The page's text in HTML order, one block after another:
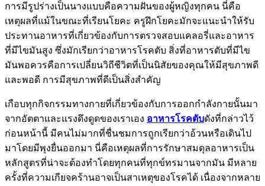
การมีรูปร่างเป็นนางแบบคือความฝันของผู้หญิงทุกคน นี่คือ
เหตุผลที่แม้ในขณะที่เรียนโยคะ ครูฝึกโยคะมักจะแนะนำให้รับ
ประทานอาหารที่เกี่ยวข้องกับการตรวจสอบแคลอรี่และอาหาร
ที่มีไขมันสูง ซึ่งมักเรียกว่าอาหารโรคตับ สิ่งที่อาหารตับที่มีไข
มันพอควรคือการเปลี่ยนวิถีชีวิตที่เป็นนิสัยของคุณให้มีสุขภาพดี
และพอดี การมีสุขภาพที่ดีเป็นสิ่งสำคัญ
เกือบทุกกิจกรรมทางกายที่เกี่ยวข้องกับการออกกำลังกายนั้นมา
จากอัตตาและแรงดึงดูดของเราเอง อาหารโรคตับดังที่กล่าวไว้
ก่อนหน้านี้ มีคนไม่มากที่ชื่นชมการถูกเรียกว่าอ้วนหรือเดินไป
มาโดยมีพุงยื่นออกมา นี่คือเหตุผลที่การรักษาสมดุลอาหารเป็น
หลักสูตรที่น่าจะต้องทำโดยทุกคนที่ทุกข์ทรมานจากมัน มีหลาย
ครั้งที่ความเกียจคร้านอาจเป็นสาเหตุของโรคได้ เนื่องจากหลาย